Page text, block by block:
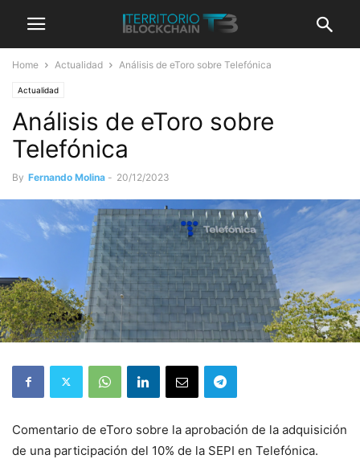
Home Actualidad Análisis de eToro sobre Telefónica
Actualidad
Análisis de eToro sobre
Telefónica
By Fernando Molina - 20/12/2023
Comentario de eToro sobre la aprobación de la adquisición
de una participación del 10% de la SEPI en Telefónica.